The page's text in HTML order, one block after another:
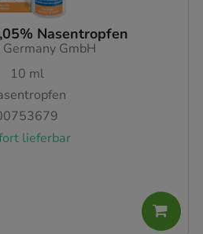
Nasentropfen
GmbH
10 ml
lieferbar